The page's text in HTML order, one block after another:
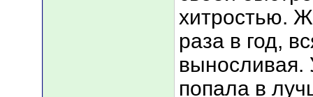
хитростью.
раза в год,
выносливая.
попала в